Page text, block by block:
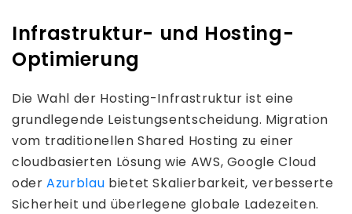
Infrastruktur- und Hosting-
Optimierung
Die Wahl der Hosting-Infrastruktur ist eine
grundlegende Leistungsentscheidung. Migration
vom traditionellen Shared Hosting zu einer
cloudbasierten Lösung wie AWS, Google Cloud
oderAzurblau bietet Skalierbarkeit, verbesserte
Sicherheit und überlegene globale Ladezeiten.